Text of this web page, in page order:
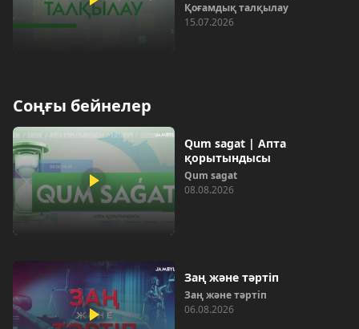
Қоғамдық талқылау
15.07.2026
Соңғы бейнелер
Qum sagat | Апта
қорытындысы
Qum sagat
08.08.2026
Заң және тәртіп
Заң және тәртіп
06.08.2026